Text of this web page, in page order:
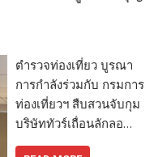
ตำรวจท่องเที่ยว บูรณา
การกำลังร่วมกับ กรมการ
ท่องเที่ยวฯ สืบสวนจับกุม
บริษัททัวร์เถื่อนลักลอ…